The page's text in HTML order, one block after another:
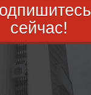
сейчас!